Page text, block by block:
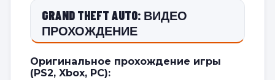
GRAND THEFT AUTO: ВИДЕО
ПРОХОЖДЕНИЕ
Оригинальное прохождение игры
(PS2, Xbox, PC):